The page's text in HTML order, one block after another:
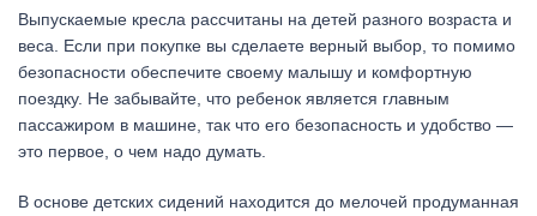
Выпускаемые кресла рассчитаны на детей разного возраста и
веса. Если при покупке вы сделаете верный выбор, то помимо
безопасности обеспечите своему малышу и комфортную
поездку. Не забывайте, что ребенок является главным
пассажиром в машине, так что его безопасность и удобство —
это первое, о чем надо думать.
В основе детских сидений находится до мелочей продуманная